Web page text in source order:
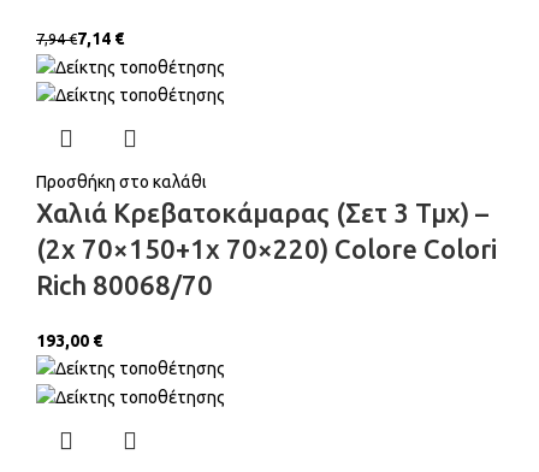
7,94€7,14 €
Προσθήκη στο καλάθι
Χαλιά Κρεβατοκάμαρας (Σετ 3 Τμχ) –
(2x 70×150+1x 70×220) Colore Colori
Rich 80068/70
€